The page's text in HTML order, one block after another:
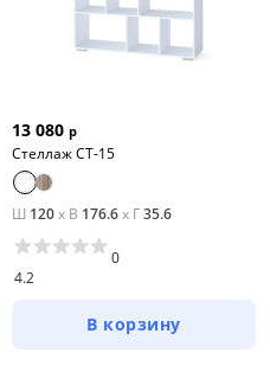
13 080 р
Стеллаж СТ-15
Ш 120x В 176.6x Г35.6
4.2
0
В корзину